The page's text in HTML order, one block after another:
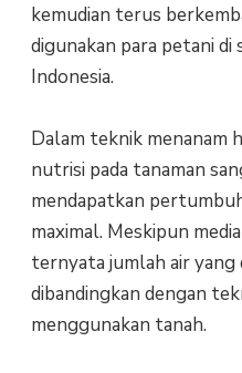
kemudian terus
digunakan para petani
Indonesia.
Dalam teknik menanam
nutrisi pada tanaman
mendapatkan
maximal. Meskipun
ternyata jumlah air
dibandingkan dengan
menggunakan tanah.